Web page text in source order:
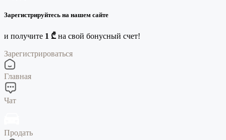
Зарегистрируйтесь на нашем сайте
и получите 1 ₾ на свой бонусный счет!
Зарегистрироваться
Главная
Чат
Продать